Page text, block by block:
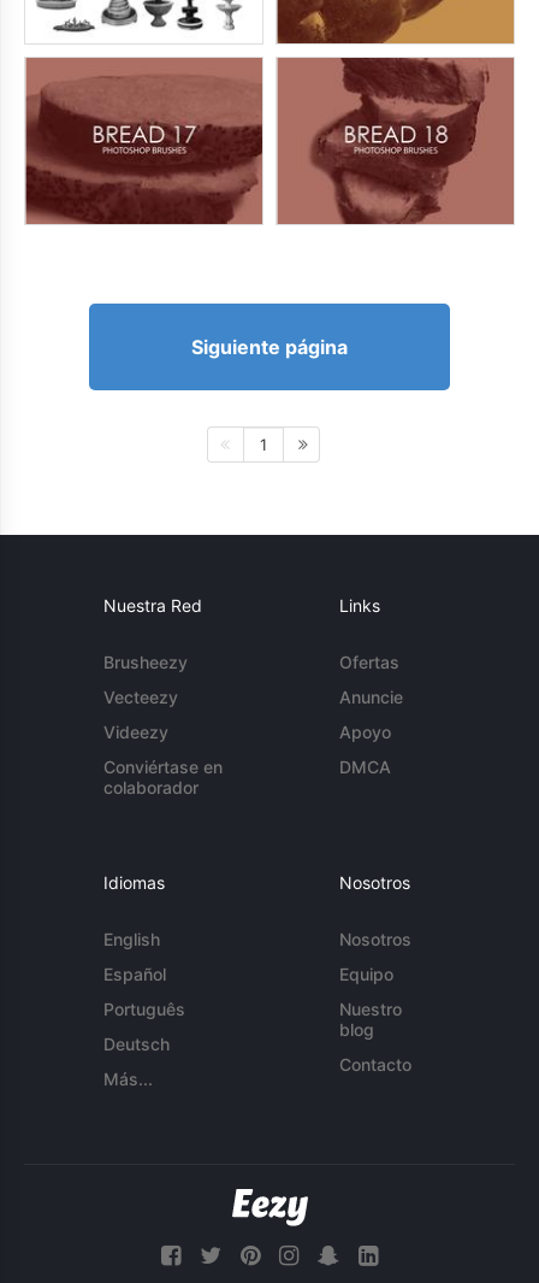
Siguiente página
1
Nuestra Red
Brusheezy
Vecteezy
Videezy
Conviértase en
colaborador
Links
Ofertas
Anuncie
Apoyo
DMCA
Idiomas
English
Español
Português
Deutsch
Más...
Nosotros
Nosotros
Equipo
Nuestro
blog
Contacto